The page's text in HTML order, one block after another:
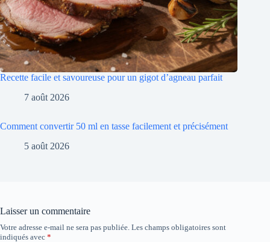
Recette facile et savoureuse pour un gigot d’agneau parfait
7 août 2026
Comment convertir 50 ml en tasse facilement et précisément
5 août 2026
Laisser un commentaire
Votre adresse e-mail ne sera pas publiée. Les champs obligatoires sont
indiqués avec *